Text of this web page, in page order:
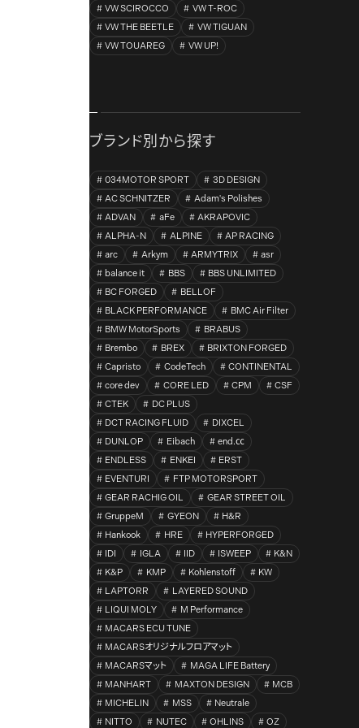
VW SCIROCCO
VW T-ROC
VW THE BEETLE
VW TIGUAN
VW TOUAREG
VW UP!
ブランド別から探す
034MOTOR SPORT
3D DESIGN
AC SCHNITZER
Adam's Polishes
ADVAN
aFe
AKRAPOVIC
ALPHA-N
ALPINE
AP RACING
arc
Arkym ARMYTRIX
asr
balance it
BBS
BBS UNLIMITED
BC FORGED
BELLOF
BLACK PERFORMANCE
BMC Air Filter
BMW MotorSports
BRABUS
Brembo
BREX
BRIXTON FORGED
Capristo
CodeTech
CONTINENTAL
core dev
CORE LED CPM
CSF
CTEK
DC PLUS
DCT RACING FLUID
DIXCEL
DUNLOP
Eibach
end.㏄
ENDLESS
ENKEI
ERST
EVENTURI
FTP MOTORSPORT
GEAR RACHIG OIL
GEAR STREET OIL
GruppeM
GYEON
H&R
Hankook
HRE
HYPERFORGED
IDI
IGLA IID ISWEEP
K&N
K&P
KMP Kohlenstoff
KW
LAPTORR
LAYERED SOUND
LIQUI MOLY
M Performance
MACARS ECU TUNE
MACARSオリジナルフロアマット
MACARSマット
MAGA LIFE Battery
MANHART
MAXTON DESIGN
MCB
MICHELIN
MSS
Neutrale
NITTO
NUTEC OHLINS OZ